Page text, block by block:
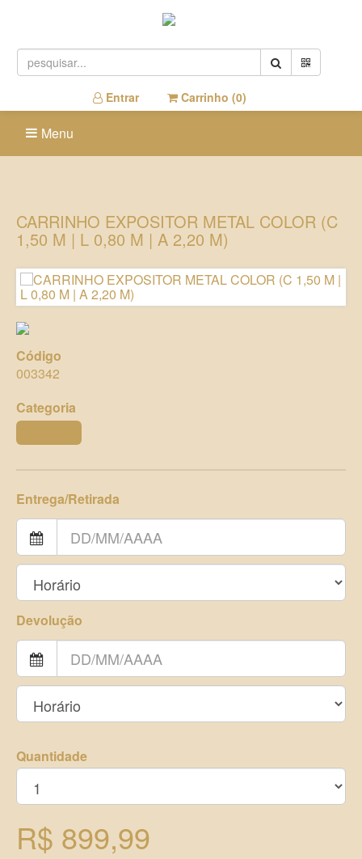
Entrar Carrinho (0)
Menu
CARRINHO EXPOSITOR METAL COLOR (C
1,50 M | L 0,80 M | A 2,20 M)
Código
003342
Categoria
Entrega/Retirada
Devolução
Quantidade
R$ 899,99